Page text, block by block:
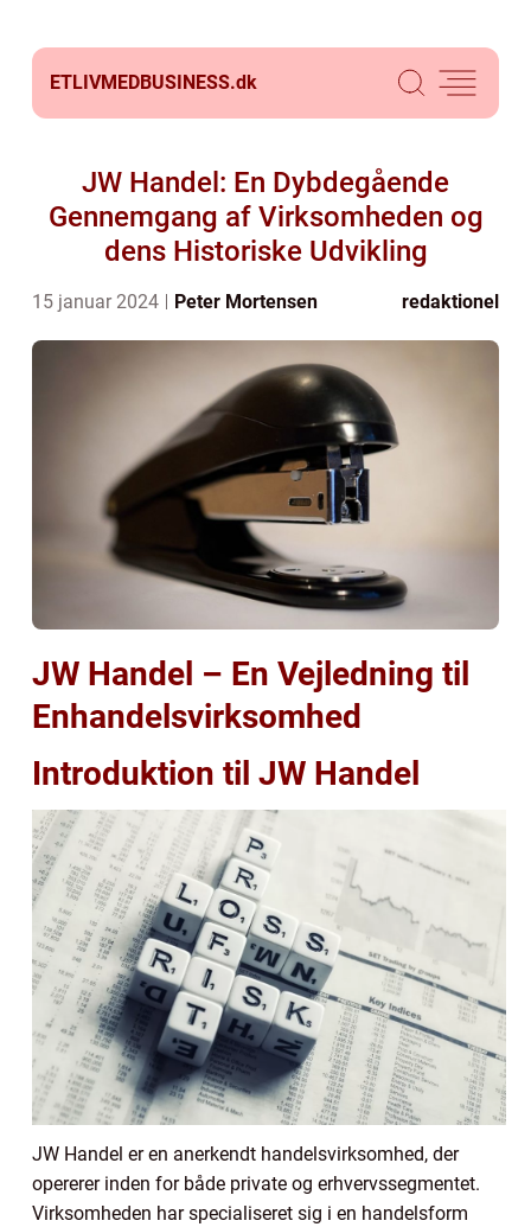
ETLIVMEDBUSINESS.dk
JW Handel: En Dybdegående
Gennemgang af Virksomheden og
dens Historiske Udvikling
15 januar 2024 Peter Mortensen redaktionel
JW Handel – En Vejledning til
Enhandelsvirksomhed
Introduktion til JW Handel
JW Handel er en anerkendt handelsvirksomhed, der
opererer inden for både private og erhvervssegmentet.
Virksomheden har specialiseret sig i en handelsform